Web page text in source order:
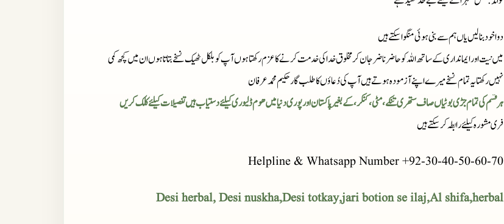
دوا خود بنا لیں یاں ہم سے بنی ہوئی منگوا سکتے ہیں
میں نیت اور ایمانداری کے ساتھ اللہ کو حاضر ناضر جان کر مخلوق خدا کی خدمت کرنے کا عزم رکھتا ہوں آپ کو بلکل ٹھیک نسخے بتاتا ہوں ان میں کچھ کمی
نہیں رکھتا یہ تمام نسخے میرے اپنے آزمودہ ہوتے ہیں آپ کی دُعاؤں کا طلب گار حکیم محمد عرفان
ہر قسم کی تمام جڑی بوٹیاں صاف ستھری تنکے، مٹی، کنکر، کے بغیر پاکستان اور پوری دنیا میں ھوم ڈلیوری کیلئے دستیاب ہیں تفصیلات کیلئے کلک کریں
فری مشورہ کیلئے رابطہ کر سکتے ہیں
Helpline & Whatsapp Number +92-30-40-50-60-70
Desi herbal, Desi nuskha,Desi totkay,jari botion se ilaj,Al shifa,herbal